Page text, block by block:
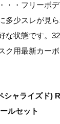
・・フリーボ
多少スレが見
な状態です。
ク用最新カー
シャライズド)
ルセット